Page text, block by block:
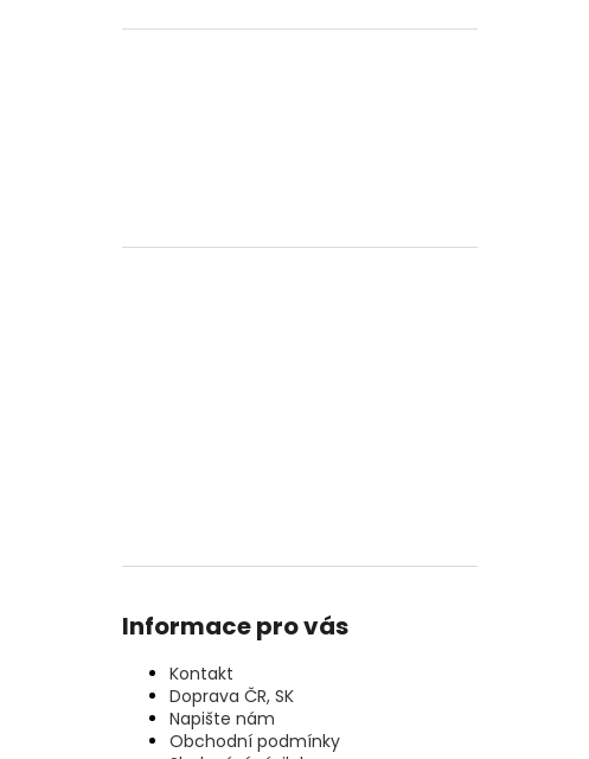
Informace pro vás
Kontakt
Doprava ČR, SK
Napište nám
Obchodní podmínky